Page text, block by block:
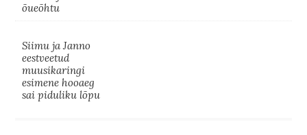
õueõhtu
Siimu ja Janno
eestveetud
muusikaringi
esimene hooaeg
sai piduliku lõpu